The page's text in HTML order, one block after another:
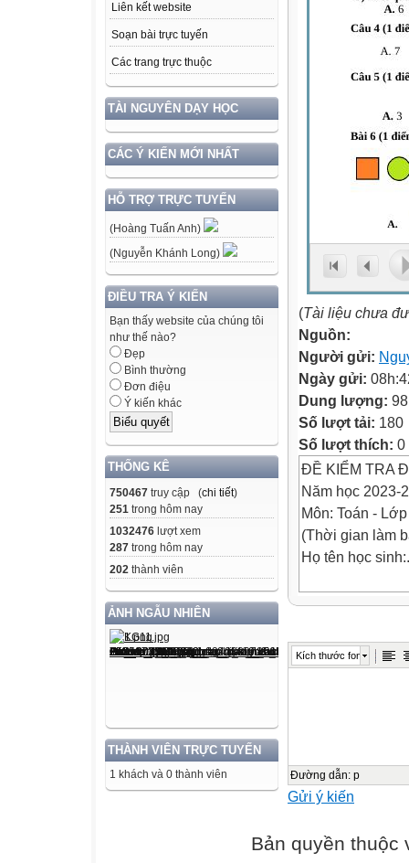
Liên kết website
Soạn bài trực tuyến
Các trang trực thuộc
TÀI NGUYÊN DẠY HỌC
CÁC Ý KIẾN MỚI NHẤT
HỖ TRỢ TRỰC TUYẾN
(Hoàng Tuấn Anh)
(Nguyễn Khánh Long)
ĐIỀU TRA Ý KIẾN
Bạn thấy website của chúng tôi
như thế nào?
Đẹp
Bình thường
Đơn điệu
Ý kiến khác
THỐNG KÊ
750467 truy cập (chi tiết)
251 trong hôm nay
1032476 lượt xem
287 trong hôm nay
202 thành viên
ẢNH NGẪU NHIÊN
THÀNH VIÊN TRỰC TUYẾN
1 khách và 0 thành viên
(Tài liệu chưa
Nguồn:
Người gửi:
Ngày gửi:
Dung lượng:
Số lượt tải: 180
Số lượt thích: 0
ĐỀ KIỂM TRA
Năm học 2023-
Môn: Toán -
(Thời gian làm
Họ tên học
Câu 1 (1 điểm):
là:
C. 0; 1; 5; 6; 10
Kích thước font
Đường dẫn: p
Gửi ý kiến
Bản quyền thuộc